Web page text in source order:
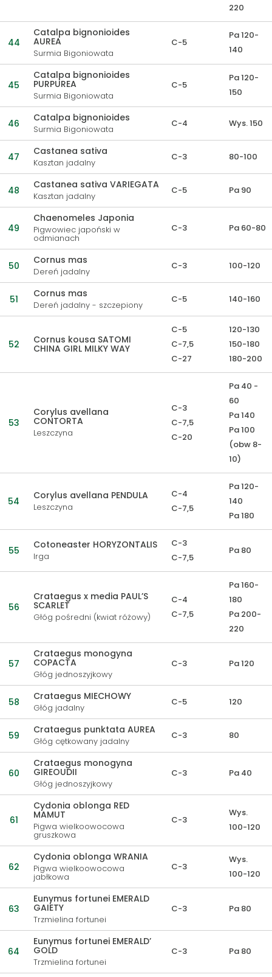
220
44
Catalpa bignonioides
AUREA
Surmia Bigoniowata
C-5
Pa 120-
140
45
Catalpa bignonioides
PURPUREA
Surmia Bigoniowata
C-5
Pa 120-
150
46 Catalpa bignonioides
Surmia Bigoniowata
C-4 Wys. 150
47 Castanea sativa
Kasztan jadalny
C-3 80-100
48 Castanea sativa VARIEGATA
Kasztan jadalny
C-5 Pa 90
49
Chaenomeles Japonia
Pigwowiec japoński w
odmianach
C-3 Pa 60-80
50 Cornus mas
Dereń jadalny
C-3 100-120
51 Cornus mas
Dereń jadalny - szczepiony
C-5 140-160
52 Cornus kousa SATOMI
CHINA GIRL MILKY WAY
C-5
C-7,5
C-27
120-130
150-180
180-200
53
Corylus avellana
CONTORTA
Leszczyna
C-3
C-7,5
C-20
Pa 40 -
60
Pa 140
Pa 100
(obw 8-
10)
54 Corylus avellana PENDULA
Leszczyna
C-4
C-7,5
Pa 120-
140
Pa 180
55 Cotoneaster HORYZONTALIS
Irga
C-3
C-7,5
Pa 80
56
Crataegus x media PAUL’S
SCARLET
Głóg pośredni (kwiat różowy)
C-4
C-7,5
Pa 160-
180
Pa 200-
220
57
Crataegus monogyna
COPACTA
Głóg jednoszyjkowy
C-3 Pa 120
58 Crataegus MIECHOWY
Głóg jadalny
C-5 120
59 Crataegus punktata AUREA
Głóg cętkowany jadalny
C-3 80
60
Crataegus monogyna
GIREOUDII
Głóg jednoszyjkowy
C-3 Pa 40
61
Cydonia oblonga RED
MAMUT
Pigwa wielkoowocowa
gruszkowa
C-3
Wys.
100-120
62
Cydonia oblonga WRANIA
Pigwa wielkoowocowa
jabłkowa
C-3
Wys.
100-120
63
Eunymus fortunei EMERALD
GAIETY
Trzmielina fortunei
C-3 Pa 80
64
Eunymus fortunei EMERALD’
GOLD
Trzmielina fortunei
C-3 Pa 80